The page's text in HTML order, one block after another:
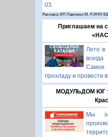
03.
Реклама: ИП Павленко М. Р. ИНН
Приглашаем на
Лето в
Самое
прохладу и провести
МОДУЛЬДОМ ЮГ
Мы